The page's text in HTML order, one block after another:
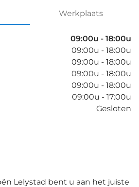
Werkplaats
09:00u - 18:00u
09:00u - 18:00u
09:00u - 18:00u
09:00u - 18:00u
09:00u - 18:00u
09:00u - 17:00u
Gesloten
Lelystad bent u aan het juiste